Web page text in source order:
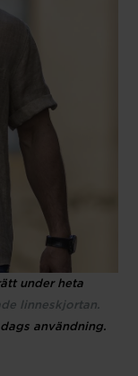
under heta
linneskjortan.
användning.